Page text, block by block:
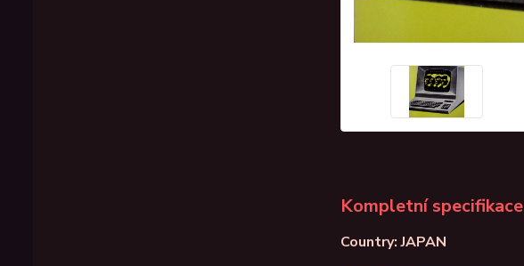
Kompletní specifikace
Country: JAPAN